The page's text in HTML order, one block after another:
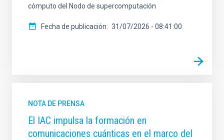
cómputo del Nodo de supercomputación
Fecha de publicación 31/07/2026 - 08:41:00
NOTA DE PRENSA
El IAC impulsa la formación en
comunicaciones cuánticas en el marco del